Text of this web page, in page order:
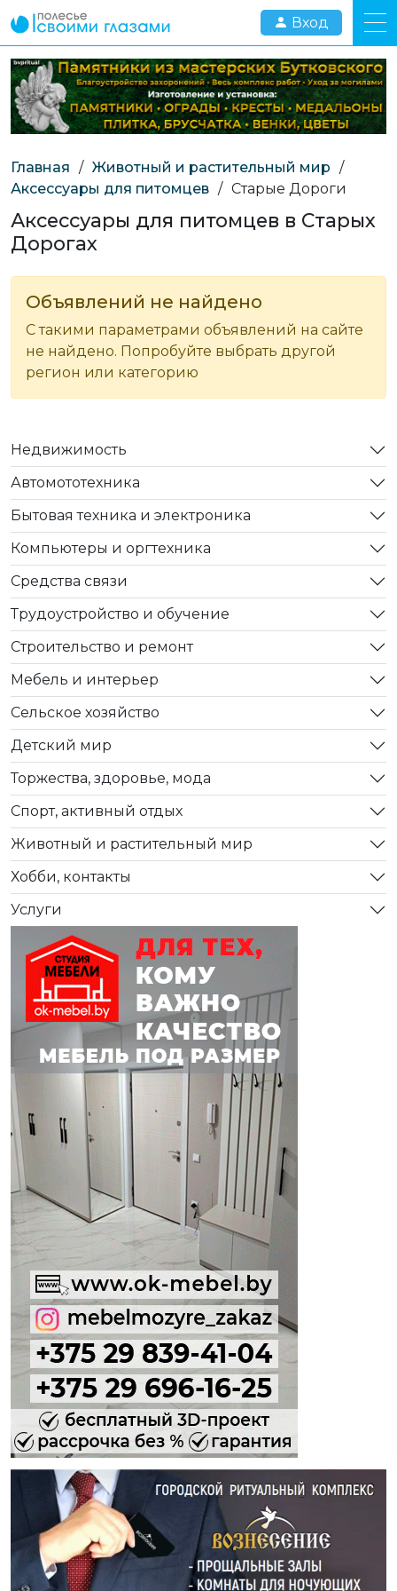
Вход
Главная / Животный и растительный мир /
Аксессуары для питомцев / Старые Дороги
Аксессуары для питомцев в Старых
Дорогах
Объявлений не найдено
С такими параметрами объявлений на сайте
не найдено. Попробуйте выбрать другой
регион или категорию
Недвижимость
Автомототехника
Бытовая техника и электроника
Компьютеры и оргтехника
Средства связи
Трудоустройство и обучение
Строительство и ремонт
Мебель и интерьер
Сельское хозяйство
Детский мир
Торжества, здоровье, мода
Спорт, активный отдых
Животный и растительный мир
Хобби, контакты
Услуги